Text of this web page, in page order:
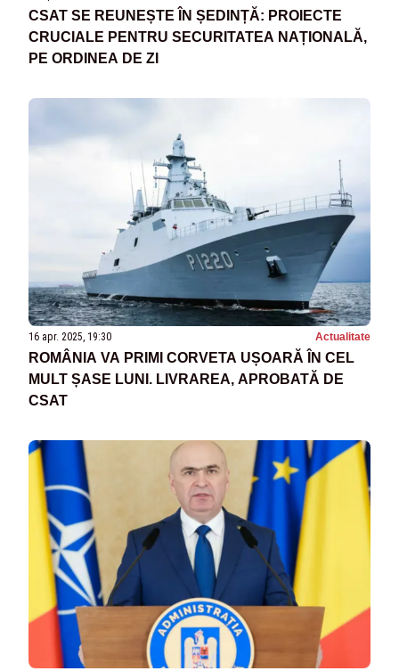
CSAT SE REUNEȘTE ÎN ȘEDINȚĂ: PROIECTE
CRUCIALE PENTRU SECURITATEA NAȚIONALĂ,
PE ORDINEA DE ZI
16 apr. 2025, 19:30 Actualitate
ROMÂNIA VA PRIMI CORVETA UȘOARĂ ÎN CEL
MULT ȘASE LUNI. LIVRAREA, APROBATĂ DE
CSAT